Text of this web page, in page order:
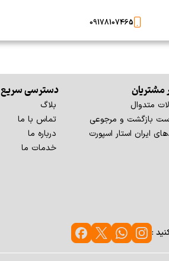
09178107465
مشتریان
متدوال
بازگشت و مرجوعی
ایران استار اسپورت
دسترسی سریع
بلاگ
تماس با ما
درباره ما
خدمات ما
: